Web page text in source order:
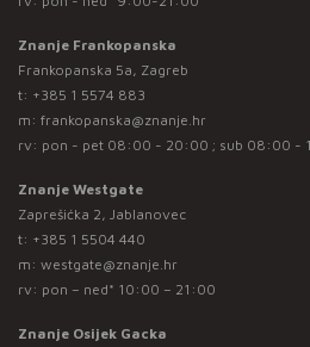
Znanje Frankopanska
Frankopanska 5a, Zagreb
t: +385 1 5574 883
m: frankopanska@znanje.hr
rv: pon - pet 08:00 - 20:00 ; sub 08:00 -
Znanje Westgate
Zaprešićka 2, Jablanovec
t: +385 1 5504 440
m: westgate@znanje.hr
rv: pon – ned* 10:00 – 21:00
Znanje Osijek Gacka